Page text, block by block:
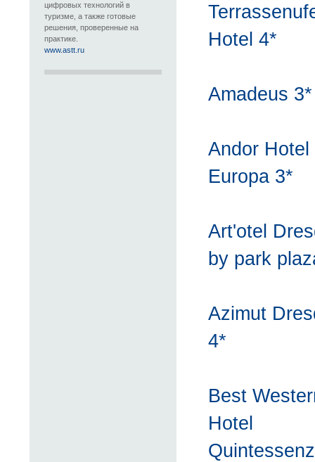
цифровых технологий в
туризме, а также готовые
решения, проверенные на
практике.
www.astt.ru
Hotel 4*
Amadeus 3*
Andor Hotel
Europa 3*
Art'otel
by park
Azimut
4*
Best
Hotel